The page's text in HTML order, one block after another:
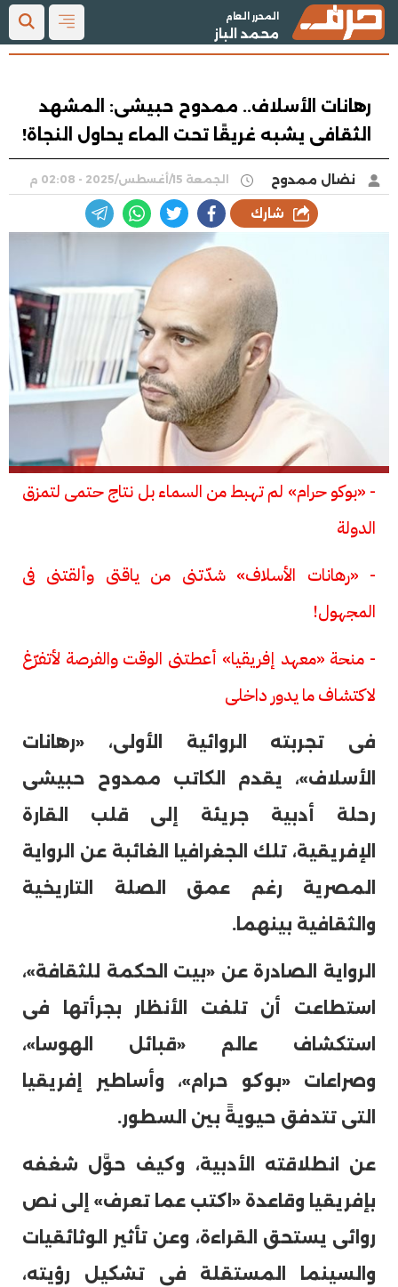
المحرر العام
محمد الباز
رهانات الأسلاف.. ممدوح حبيشى: المشهد
الثقافى يشبه غريقًا تحت الماء يحاول النجاة!
نضال ممدوح الجمعة 15/أغسطس/2025 - 02:08 م
شارك
- «بوكو حرام» لم تهبط من السماء بل نتاج حتمى لتمزق
الدولة
- «رهانات الأسلاف» شدّتنى من ياقتى وألقتنى فى
المجهول!
- منحة «معهد إفريقيا» أعطتنى الوقت والفرصة لأتفرّغ
لاكتشاف ما يدور داخلى
فى تجربته الروائية الأولى، «رهانات
الأسلاف»، يقدم الكاتب ممدوح حبيشى
رحلة أدبية جريئة إلى قلب القارة
الإفريقية، تلك الجغرافيا الغائبة عن الرواية
المصرية رغم عمق الصلة التاريخية
والثقافية بينهما.
الرواية الصادرة عن «بيت الحكمة للثقافة»،
استطاعت أن تلفت الأنظار بجرأتها فى
استكشاف عالم «قبائل الهوسا»،
وصراعات «بوكو حرام»، وأساطير إفريقيا
التى تتدفق حيويةً بين السطور.
عن انطلاقته الأدبية، وكيف حوَّل شغفه
بإفريقيا وقاعدة «اكتب عما تعرف» إلى نص
روائى يستحق القراءة، وعن تأثير الوثائقيات
والسينما المستقلة فى تشكيل رؤيته،